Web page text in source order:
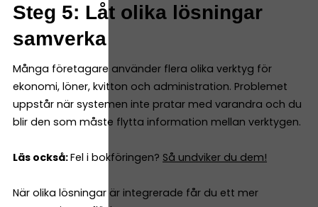
Steg 5: Låt olika lösningar
samverka
Många företagare använder flera olika verktyg för
ekonomi, löner, kvitton och administration. Problemet
uppstår när systemen inte pratar med varandra och du
blir den som måste flytta information mellan verktygen.
Läs också:Fel i bokföringen? Så undviker du dem!
När olika lösningar är integrerade får du ett mer